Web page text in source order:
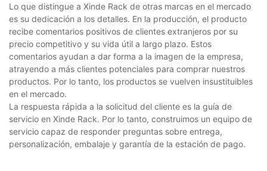
Lo que distingue a Xinde Rack de otras marcas en el mercado
es su dedicación a los detalles. En la producción, el producto
recibe comentarios positivos de clientes extranjeros por su
precio competitivo y su vida útil a largo plazo. Estos
comentarios ayudan a dar forma a la imagen de la empresa,
atrayendo a más clientes potenciales para comprar nuestros
productos. Por lo tanto, los productos se vuelven insustituibles
en el mercado.
La respuesta rápida a la solicitud del cliente es la guía de
servicio en Xinde Rack. Por lo tanto, construimos un equipo de
servicio capaz de responder preguntas sobre entrega,
personalización, embalaje y garantía de la estación de pago.